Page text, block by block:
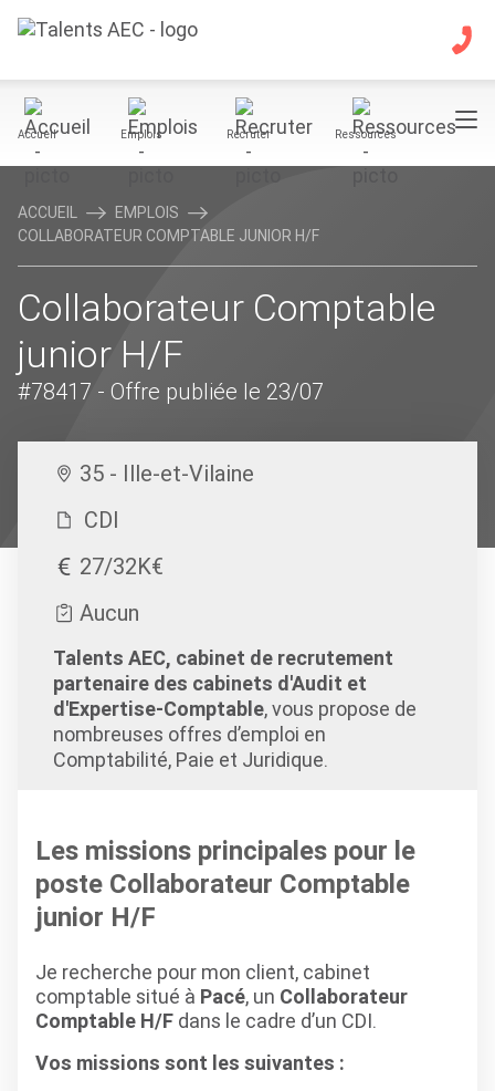
Accueil Emplois Recruter Ressources
ACCUEIL
EMPLOIS
COLLABORATEUR COMPTABLE JUNIOR H/F
Collaborateur Comptable
junior H/F
#78417 - Offre publiée le 23/07
35 - Ille-et-Vilaine
CDI
27/32K€
Aucun
Talents AEC, cabinet de recrutement
partenaire des cabinets d'Audit et
d'Expertise-Comptable, vous propose de
nombreuses offres d’emploi en
Comptabilité, Paie et Juridique.
Les missions principales pour le
poste Collaborateur Comptable
junior H/F
Je recherche pour mon client, cabinet
comptable situé à Pacé, un Collaborateur
Comptable H/F dans le cadre d’un CDI.
Vos missions sont les suivantes :